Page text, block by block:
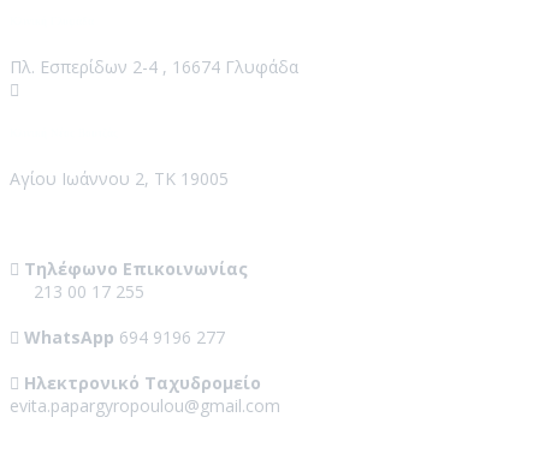
Πλ. Εσπερίδων 2-4 , 16674 Γλυφάδα
Αγίου Ιωάννου 2, ΤΚ 19005
Τηλέφωνο Επικοινωνίας
213 00 17 255
WhatsApp 694 9196 277
Ηλεκτρονικό Ταχυδρομείο
evita.papargyropoulou@gmail.com